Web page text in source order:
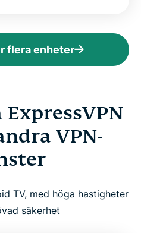
flera enheter
VPN-
TV, med höga hastigheter
säkerhet